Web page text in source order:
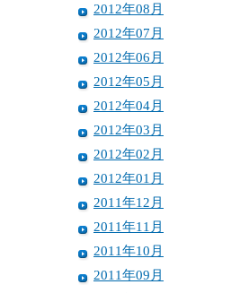
2012年08月
2012年07月
2012年06月
2012年05月
2012年04月
2012年03月
2012年02月
2012年01月
2011年12月
2011年11月
2011年10月
2011年09月